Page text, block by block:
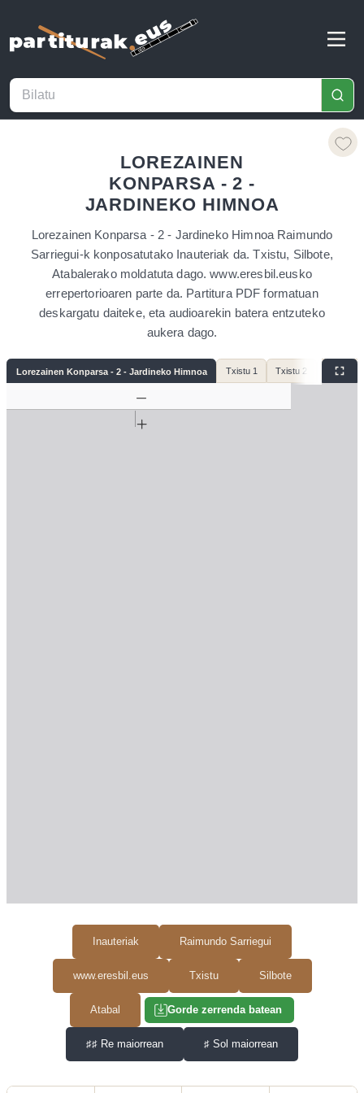
LOREZAINEN
KONPARSA - 2 -
JARDINEKO HIMNOA
Inauteriak Raimundo Sarriegui
www.eresbil.eus Txistu Silbote
Atabal Gorde zerrenda batean
♯♯ Re maiorrean ♯ Sol maiorrean
Lorezainen Konparsa - 2 - Jardineko Himnoa Raimundo
Sarriegui-k konposatutako Inauteriak da. Txistu, Silbote,
Atabalerako moldatuta dago. www.eresbil.eusko
errepertorioaren parte da. Partitura PDF formatuan
deskargatu daiteke, eta audioarekin batera entzuteko
aukera dago.
Lorezainen Konparsa - 2 - Jardineko Himnoa Txistu 1 Txistu 2 Silbote